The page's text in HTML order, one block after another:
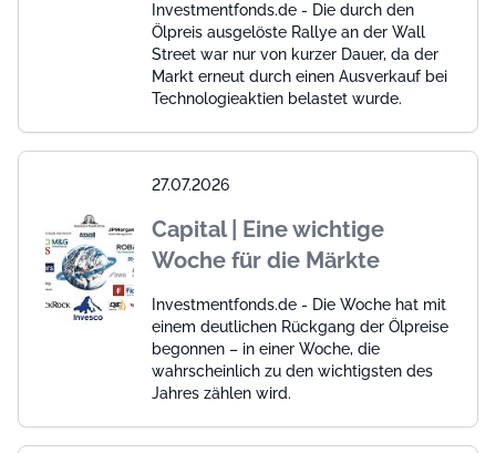
Investmentfonds.de - Die durch den
Ölpreis ausgelöste Rallye an der Wall
Street war nur von kurzer Dauer, da der
Markt erneut durch einen Ausverkauf bei
Technologieaktien belastet wurde.
27.07.2026
Capital | Eine wichtige
Woche für die Märkte
Investmentfonds.de - Die Woche hat mit
einem deutlichen Rückgang der Ölpreise
begonnen – in einer Woche, die
wahrscheinlich zu den wichtigsten des
Jahres zählen wird.